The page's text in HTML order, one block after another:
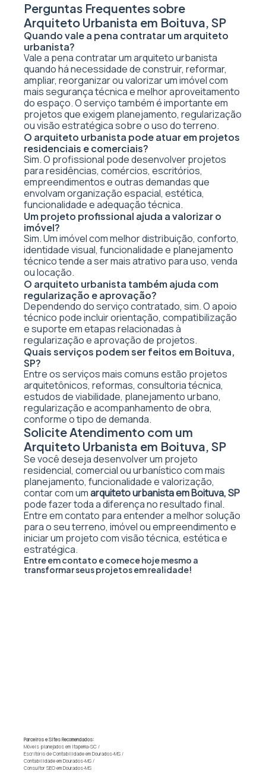
Perguntas Frequentes sobre
Arquiteto Urbanista em Boituva, SP
Quando vale a pena contratar um arquiteto
urbanista?
Vale a pena contratar um arquiteto urbanista
quando há necessidade de construir, reformar,
ampliar, reorganizar ou valorizar um imóvel com
mais segurança técnica e melhor aproveitamento
do espaço. O serviço também é importante em
projetos que exigem planejamento, regularização
ou visão estratégica sobre o uso do terreno.
O arquiteto urbanista pode atuar em projetos
residenciais e comerciais?
Sim. O profissional pode desenvolver projetos
para residências, comércios, escritórios,
empreendimentos e outras demandas que
envolvam organização espacial, estética,
funcionalidade e adequação técnica.
Um projeto profissional ajuda a valorizar o
imóvel?
Sim. Um imóvel com melhor distribuição, conforto,
identidade visual, funcionalidade e planejamento
técnico tende a ser mais atrativo para uso, venda
ou locação.
O arquiteto urbanista também ajuda com
regularização e aprovação?
Dependendo do serviço contratado, sim. O apoio
técnico pode incluir orientação, compatibilização
e suporte em etapas relacionadas à
regularização e aprovação de projetos.
Quais serviços podem ser feitos em Boituva,
SP?
Entre os serviços mais comuns estão projetos
arquitetônicos, reformas, consultoria técnica,
estudos de viabilidade, planejamento urbano,
regularização e acompanhamento de obra,
conforme o tipo de demanda.
Solicite Atendimento com um
Arquiteto Urbanista em Boituva, SP
Se você deseja desenvolver um projeto
residencial, comercial ou urbanístico com mais
planejamento, funcionalidade e valorização,
contar com umarquiteto urbanista em Boituva, SP
pode fazer toda a diferença no resultado final.
Entre em contato para entender a melhor solução
para o seu terreno, imóvel ou empreendimento e
iniciar um projeto com visão técnica, estética e
estratégica.
Entre em contato e comece hoje mesmo a
transformar seus projetos em realidade!
Parceiros e Sites Recomendados:
Móveis planejados em Itapema-SC /
Escritório de Contabilidade em Dourados-MS /
Contabilidade em Dourados-MS /
Consultor SEO em Dourados-MS